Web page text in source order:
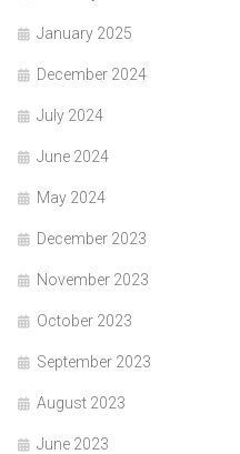
January 2025
December 2024
July 2024
June 2024
May 2024
December 2023
November 2023
October 2023
September 2023
August 2023
June 2023